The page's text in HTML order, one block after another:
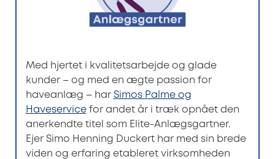
Med hjertet i kvalitetsarbejde og glade
kunder – og med en ægte passion for
haveanlæg – har Simos Palme og
Haveservicefor andet år i træk opnået den
anerkendte titel som Elite-Anlægsgartner.
Ejer Simo Henning Duckert har med sin brede
viden og erfaring etableret virksomheden